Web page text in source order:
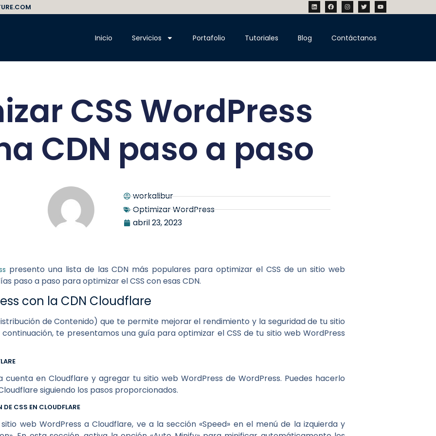
Inicio Servicios Portafolio Tutoriales Blog Contáctanos
CSS WordPress
CDN paso a paso
workalibur
Optimizar WordPress
abril 23, 2023
presento una lista de las CDN más populares para optimizar el CSS de un sitio web
paso a paso para optimizar el CSS con esas CDN.
con la CDN Cloudflare
de Contenido) que te permite mejorar el rendimiento y la seguridad de tu sitio
te presentamos una guía para optimizar el CSS de tu sitio web WordPress
en Cloudflare y agregar tu sitio web WordPress de WordPress. Puedes hacerlo
siguiendo los pasos proporcionados.
CSS EN CLOUDFLARE
web WordPress a Cloudflare, ve a la sección «Speed» en el menú de la izquierda y